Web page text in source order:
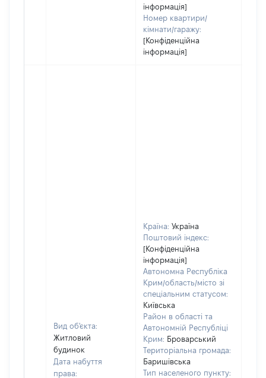
інформація]
Номер квартири/
кімнати/гаражу:
[Конфіденційна
інформація]
Вид об'єкта:
Житловий
будинок
Дата набуття
права:
Країна: Україна
Поштовий індекс:
[Конфіденційна
інформація]
Автономна Республіка
Крим/область/місто зі
спеціальним статусом:
Київська
Район в області та
Автономній Республіці
Крим: Броварський
Територіальна громада:
Баришівська
Тип населеного пункту: